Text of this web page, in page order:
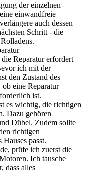
der einzelnen
einwandfreie
auch dessen
Schritt - die
Reparatur erfordert
ich mit der
den Zustand des
ob eine Reparatur
ist.
es wichtig, die richtigen
Dazu gehören
Dübel. Zudem sollte
richtigen
passt.
prüfe ich zuerst die
Ich tausche
dass alles